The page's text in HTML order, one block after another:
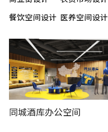
餐饮空间设计 医养空间设计
同城酒库办公空间